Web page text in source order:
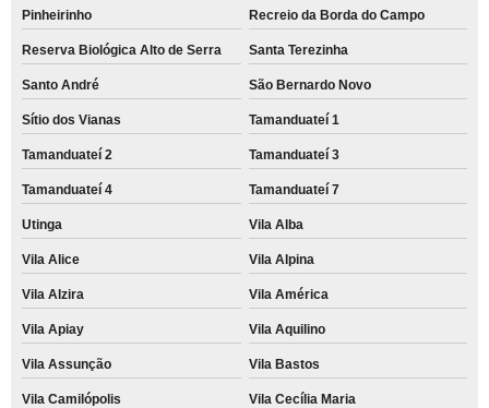
Pinheirinho Recreio da Borda do Campo
Reserva Biológica Alto de Serra Santa Terezinha
Santo André São Bernardo Novo
Sítio dos Vianas Tamanduateí 1
Tamanduateí 2 Tamanduateí 3
Tamanduateí 4 Tamanduateí 7
Utinga Vila Alba
Vila Alice Vila Alpina
Vila Alzira Vila América
Vila Apiay Vila Aquilino
Vila Assunção Vila Bastos
Vila Camilópolis Vila Cecília Maria